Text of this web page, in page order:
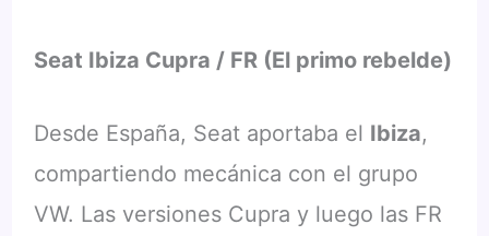
Seat Ibiza Cupra / FR (El primo rebelde)
Desde España, Seat aportaba el Ibiza,
compartiendo mecánica con el grupo
VW. Las versiones Cupra y luego las FR